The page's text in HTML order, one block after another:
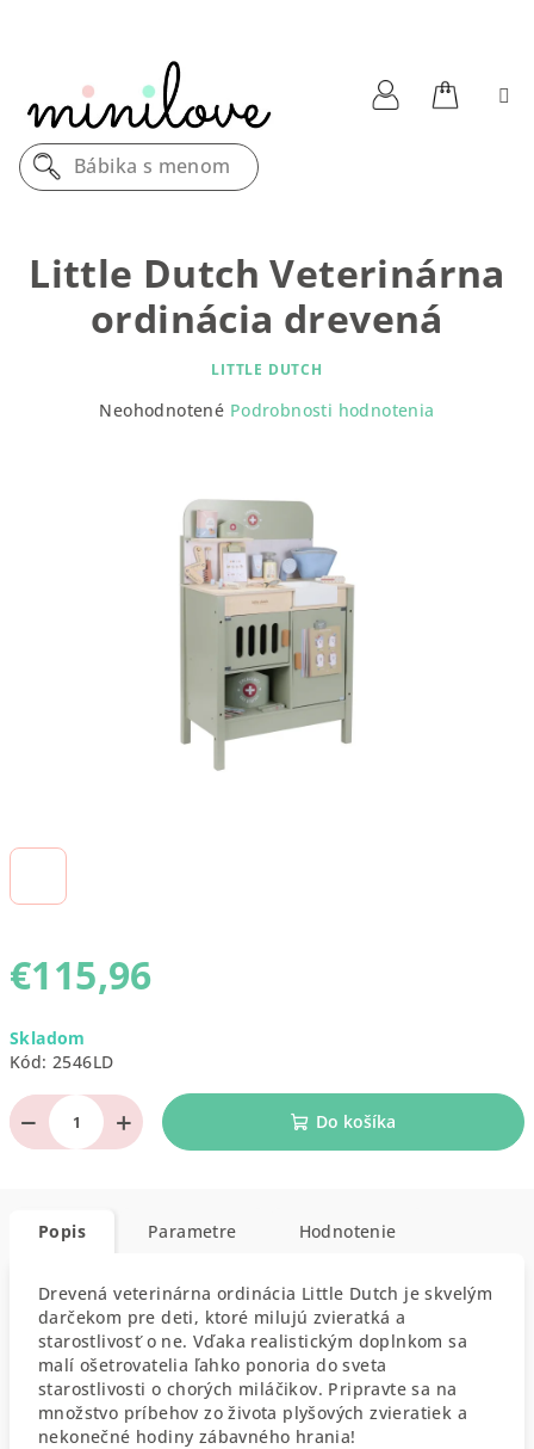
Bábika s menom
€115,96
cena:
Skladom
Kód: 2546LD
+
− Do košíka
Little Dutch Veterinárna
ordinácia drevená
LITTLE DUTCH
Neohodnotené Podrobnosti hodnotenia
Popis Parametre Hodnotenie
Drevená veterinárna ordinácia Little Dutch je skvelým
darčekom pre deti, ktoré milujú zvieratká a
starostlivosť o ne. Vďaka realistickým doplnkom sa
malí ošetrovatelia ľahko ponoria do sveta
starostlivosti o chorých miláčikov. Pripravte sa na
množstvo príbehov zo života plyšových zvieratiek a
nekonečné hodiny zábavného hrania!